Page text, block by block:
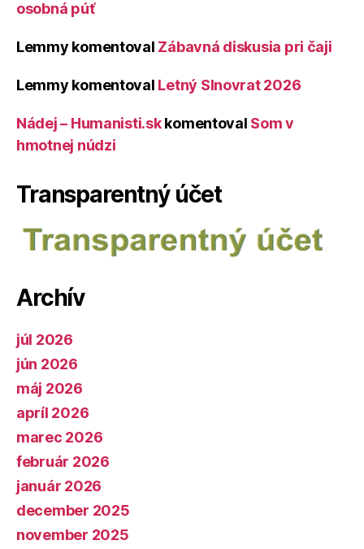
osobná púť
Lemmy komentoval Zábavná diskusia pri čaji
Lemmy komentoval Letný Slnovrat 2026
Nádej – Humanisti.skkomentoval Som v
hmotnej núdzi
Transparentný účet
Archív
júl 2026
jún 2026
máj 2026
apríl 2026
marec 2026
február 2026
január 2026
december 2025
november 2025